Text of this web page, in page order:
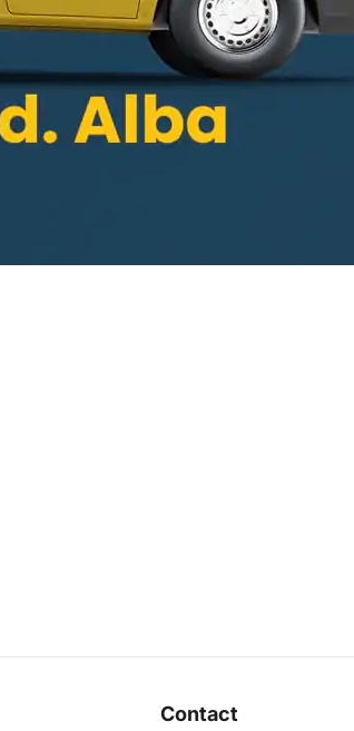
Contact